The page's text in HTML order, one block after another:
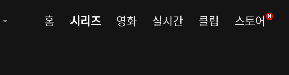
홈 시리즈 영화 실시간 클립 스토어 N